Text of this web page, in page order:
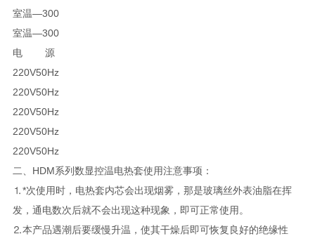
室温—300
室温—300
电 源
220V50Hz
220V50Hz
220V50Hz
220V50Hz
220V50Hz
二、HDM系列数显控温电热套使用注意事项：
⒈*次使用时，电热套内芯会出现烟雾，那是玻璃丝外表油脂在挥
发，通电数次后就不会出现这种现象，即可正常使用。
⒉本产品遇潮后要缓慢升温，使其干燥后即可恢复良好的绝缘性